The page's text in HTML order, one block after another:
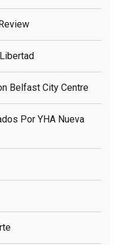
Belfast City Centre
Por YHA Nueva